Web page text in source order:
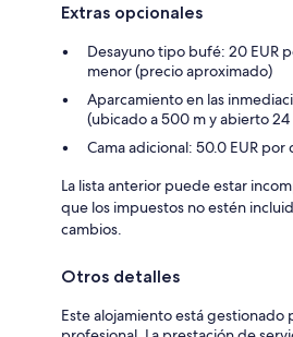
Extras opcionales
Desayuno tipo bufé: 20 EUR
menor (precio aproximado)
Aparcamiento en las
(ubicado a 500 m y abierto 24
Cama adicional: 50.0 EUR por
La lista anterior puede estar
que los impuestos no estén
cambios.
Otros detalles
Este alojamiento está